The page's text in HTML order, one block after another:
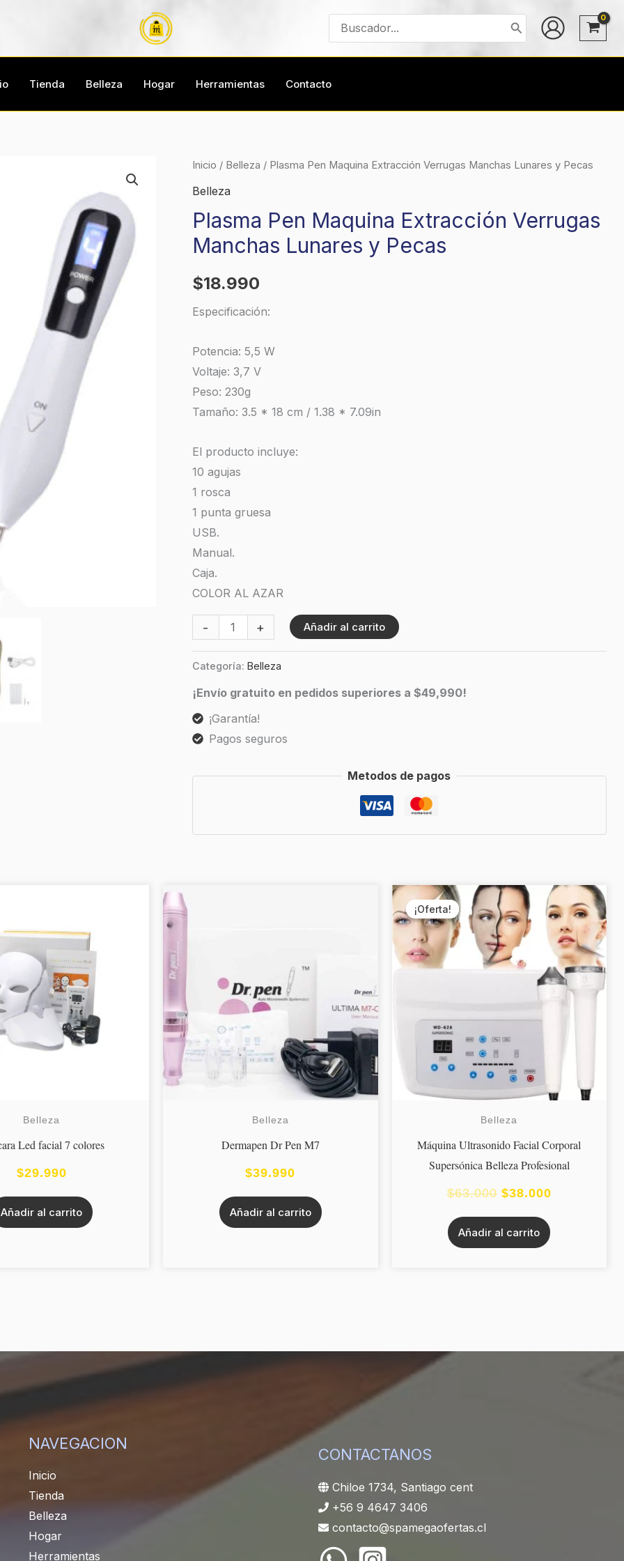
Buscar
por:
Tienda Belleza Hogar Herramientas Contacto
Inicio / Belleza / Plasma Pen Maquina Extracción Verrugas Manchas Lunares y Pecas
Belleza
Plasma Pen Maquina Extracción Verrugas
Manchas Lunares y Pecas
$18.990
Especificación:
Potencia: 5,5 W
Voltaje: 3,7 V
Peso: 230g
Tamaño: 3.5 * 18 cm / 1.38 * 7.09in
El producto incluye:
10 agujas
1 rosca
1 punta gruesa
USB.
Manual.
Caja.
COLOR AL AZAR
-
Plasma
Pen
Extracción
Verrugas
Lunares
y
cantidad
+ Añadir al carrito
Categoría: Belleza
¡Envío gratuito en pedidos superiores a $49,990!
¡Garantía!
Pagos seguros
Metodos de pagos
Belleza
Led facial 7 colores
$29.990
Añadir al carrito
Belleza
Dermapen Dr Pen M7
$39.990
Añadir al carrito
¡Oferta!
¡Oferta!
Belleza
Máquina Ultrasonido Facial Corporal
Supersónica Belleza Profesional
$63.000
EL
PRECIO
ORIGINAL
ERA:
$38.000
EL
PRECIO
ACTUAL
ES:
$38.000.
Añadir al carrito
NAVEGACION
Inicio
Tienda
Belleza
Hogar
Herramientas
CONTACTANOS
Chiloe 1734, Santiago cent
+56 9 4647 3406
contacto@spamegaofertas.cl